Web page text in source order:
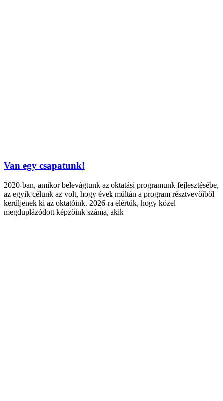
Van egy csapatunk!
2020-ban, amikor belevágtunk az oktatási programunk fejlesztésébe,
az egyik célunk az volt, hogy évek múltán a program résztvevőiből
kerüljenek ki az oktatóink. 2026-ra elértük, hogy közel
megduplázódott képzőink száma, akik